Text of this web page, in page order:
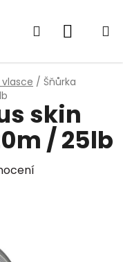
Hledat
/ Šňůrka
skin
/ 25lb